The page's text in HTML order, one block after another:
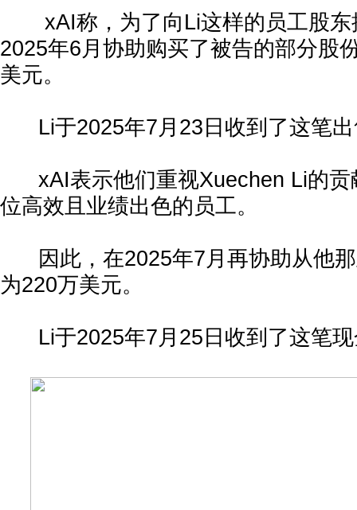
xAI称，为了向Li这样的员工股东
2025年6月协助购买了被告的部分股
美元。
Li于2025年7月23日收到了这笔出
xAI表示他们重视Xuechen Li的贡
位高效且业绩出色的员工。
因此，在2025年7月再协助从他那
为220万美元。
Li于2025年7月25日收到了这笔现